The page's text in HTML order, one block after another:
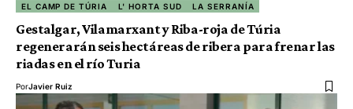
EL CAMP DE TÚRIA L' HORTA SUD LA SERRANÍA
Gestalgar, Vilamarxant y Riba-roja de Túria
regenerarán seis hectáreas de ribera para frenar las
riadas en el río Turia
PorJavier Ruiz